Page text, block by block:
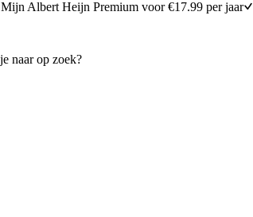
Mijn Albert Heijn Premium voor €17.99 per jaar